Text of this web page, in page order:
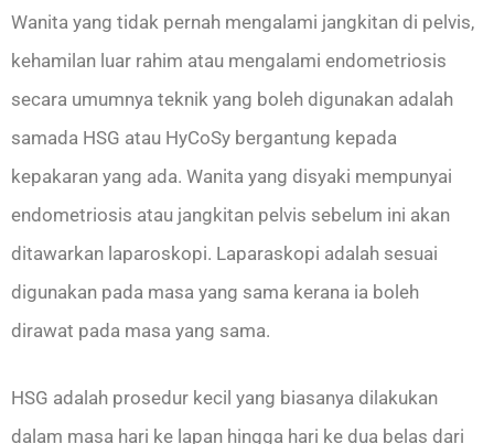
Wanita yang tidak pernah mengalami jangkitan di pelvis,
kehamilan luar rahim atau mengalami endometriosis
secara umumnya teknik yang boleh digunakan adalah
samada HSG atau HyCoSy bergantung kepada
kepakaran yang ada. Wanita yang disyaki mempunyai
endometriosis atau jangkitan pelvis sebelum ini akan
ditawarkan laparoskopi. Laparaskopi adalah sesuai
digunakan pada masa yang sama kerana ia boleh
dirawat pada masa yang sama.
HSG adalah prosedur kecil yang biasanya dilakukan
dalam masa hari ke lapan hingga hari ke dua belas dari